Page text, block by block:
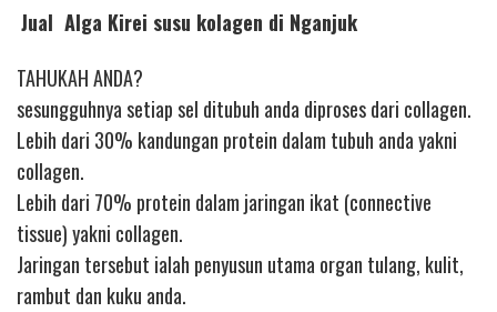
Jual Alga Kirei susu kolagen di Nganjuk
TAHUKAH ANDA?
sesungguhnya setiap sel ditubuh anda diproses dari collagen.
Lebih dari 30% kandungan protein dalam tubuh anda yakni
collagen.
Lebih dari 70% protein dalam jaringan ikat (connective
tissue) yakni collagen.
Jaringan tersebut ialah penyusun utama organ tulang, kulit,
rambut dan kuku anda.